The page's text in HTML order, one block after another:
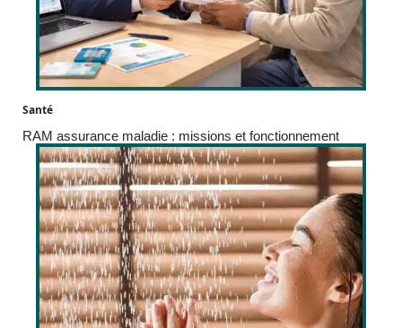
Santé
RAM assurance maladie : missions et fonctionnement